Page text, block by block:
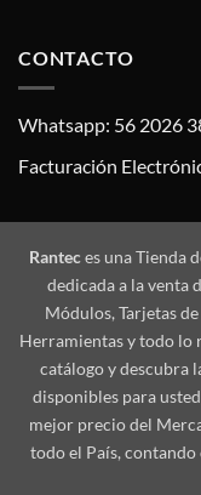
CONTACTO
Whatsapp: 56 2026
Facturación
Ranteces una Tienda
dedicada a la venta
Módulos, Tarjetas
Herramientas y todo lo
catálogo y descubra
disponibles para
mejor precio del
todo el País, contando